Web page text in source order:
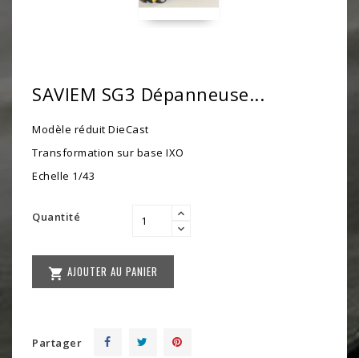
SAVIEM SG3 Dépanneuse...
Modèle réduit DieCast
Transformation sur base IXO
Echelle 1/43
Quantité
 AJOUTER AU PANIER
Partager